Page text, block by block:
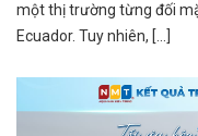
một thị trường từng đối
Ecuador. Tuy nhiên, [...]